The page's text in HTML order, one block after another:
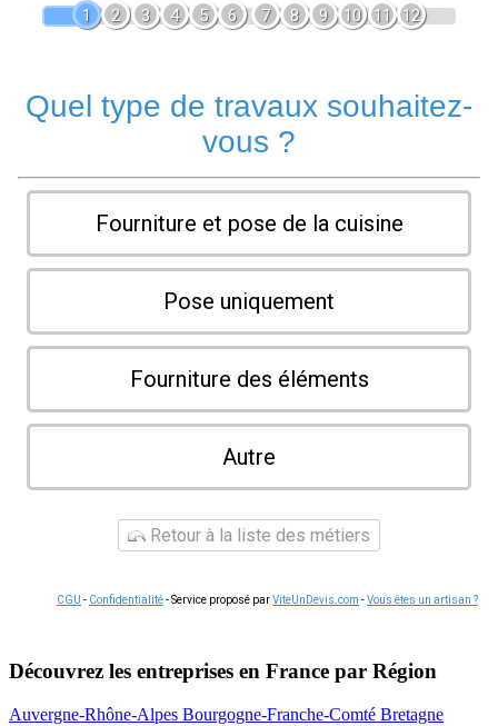
1 2 3 4 5 6 7 8 9 10 11 12
Quel type de travaux souhaitez-
vous ?
Fourniture et pose de la cuisine
Pose uniquement
Fourniture des éléments
Autre
Retour à la liste des métiers
CGU - Confidentialité- Service proposé parViteUnDevis.com -Vous êtes un artisan ?
Découvrez les entreprises en France par Région
Auvergne-Rhône-Alpes Bourgogne-Franche-Comté Bretagne